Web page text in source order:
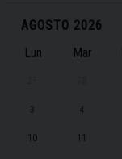
AGOSTO 2026
Lun Mar
3 4
10 11